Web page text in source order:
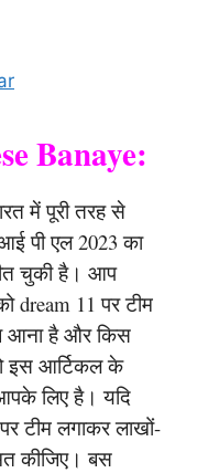
Banaye:
में पूरी तरह से
पी एल 2023 का
चुकी है। आप
dream 11 पर टीम
आना है और किस
इस आर्टिकल के
लिए है। यदि
टीम लगाकर लाखों-
कीजिए। बस